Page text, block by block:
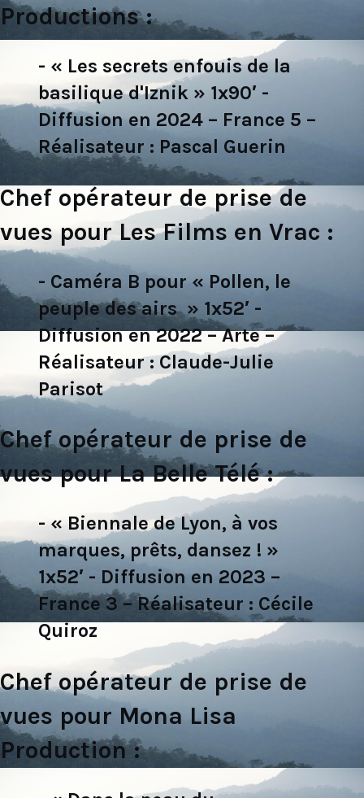
Productions :
- « Les secrets enfouis de la
basilique d'Iznik » 1x90′ -
Diffusion en 2024 – France 5 –
Réalisateur : Pascal Guerin
Chef opérateur de prise de
vues pour Les Films en Vrac :
- Caméra B pour « Pollen, le
peuple des airs » 1x52′ -
Diffusion en 2022 – Arte –
Réalisateur : Claude-Julie
Parisot
Chef opérateur de prise de
vues pour La Belle Télé :
- « Biennale de Lyon, à vos
marques, prêts, dansez ! »
1x52′ - Diffusion en 2023 –
France 3 – Réalisateur : Cécile
Quiroz
Chef opérateur de prise de
vues pour Mona Lisa
Production :